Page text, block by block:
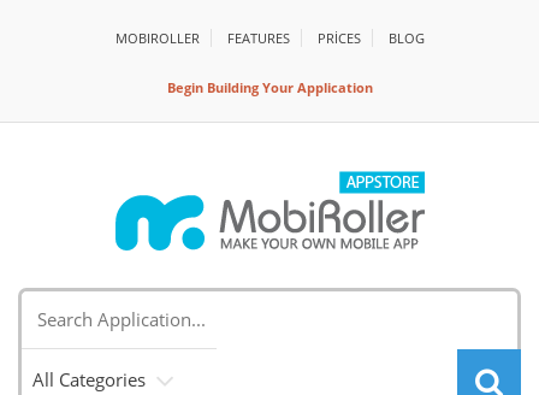
MOBIROLLER FEATURES PRİCES BLOG
Begin Building Your Application
All Categories